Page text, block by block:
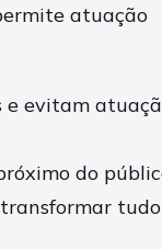
atuação
e evitam
do